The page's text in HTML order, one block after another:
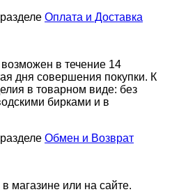
Оплата и Доставка
в течение 14
дня совершения покупки. К
в товарном виде: без
бирками и в
Обмен и Возврат
магазине или на сайте.